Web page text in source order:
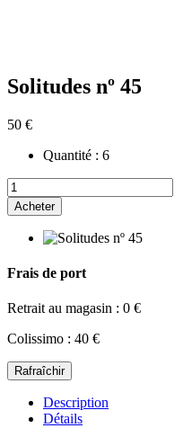
Solitudes nº 45
50 €
Quantité : 6
Acheter
Frais de port
Retrait au magasin : 0 €
Colissimo : 40 €
Description
Détails